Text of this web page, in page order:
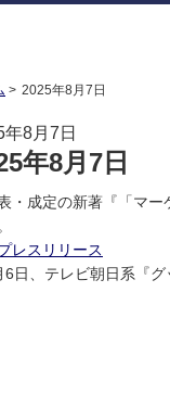
2025年8月7日
年8月7日
年8月7日
・成定の新著『「マ
レスリリース
6日、テレビ朝日系『